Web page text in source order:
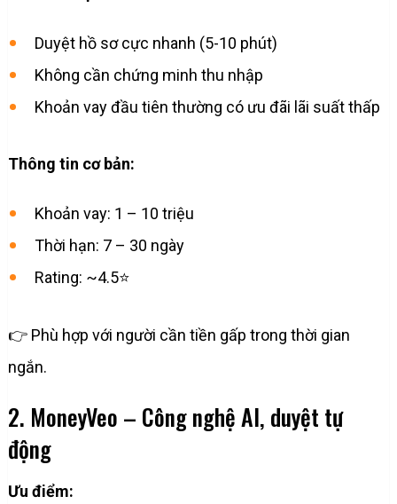
Duyệt hồ sơ cực nhanh (5-10 phút)
Không cần chứng minh thu nhập
Khoản vay đầu tiên thường có ưu đãi lãi suất thấp
Thông tin cơ bản:
Khoản vay: 1 – 10 triệu
Thời hạn: 7 – 30 ngày
Rating: ~4.5⭐
👉 Phù hợp với người cần tiền gấp trong thời gian
ngắn.
2. MoneyVeo – Công nghệ AI, duyệt tự
động
Ưu điểm: